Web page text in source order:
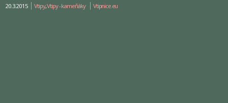
20.3.2015 Vtipy,Vtipy - kameňáky Vtipnice.eu